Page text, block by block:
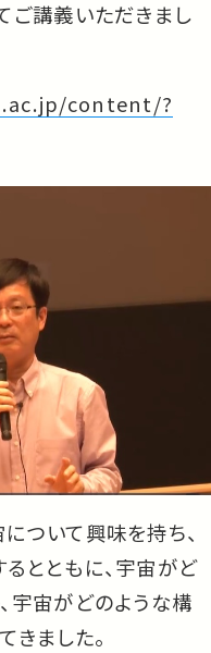
ご講義いただきまし
content/?
ついて興味を持ち、
とともに、宇宙がど
宇宙がどのような構
きました。